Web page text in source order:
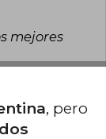
mejores
No es útil , pero